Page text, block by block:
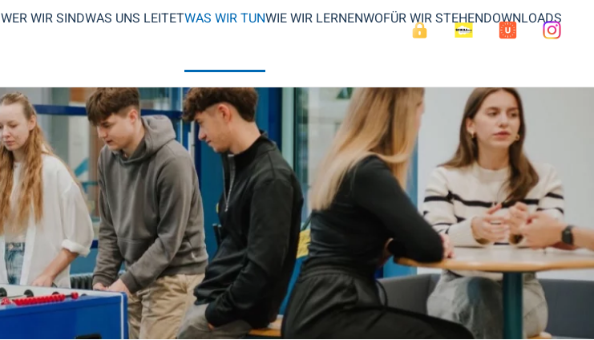
WER WIR SINDWAS UNS LEITETWAS WIR TUNWIE WIR LERNENWOFÜR WIR STEHENDOWNLOADS